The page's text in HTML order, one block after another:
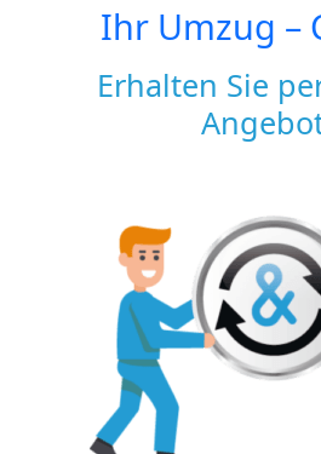
Ihr Umzug –
Erhalten Sie